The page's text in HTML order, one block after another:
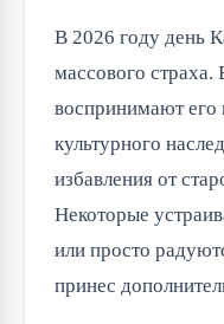
В 2026 году день
массового
воспринимают его
культурного
избавления от
Некоторые
или просто
принес